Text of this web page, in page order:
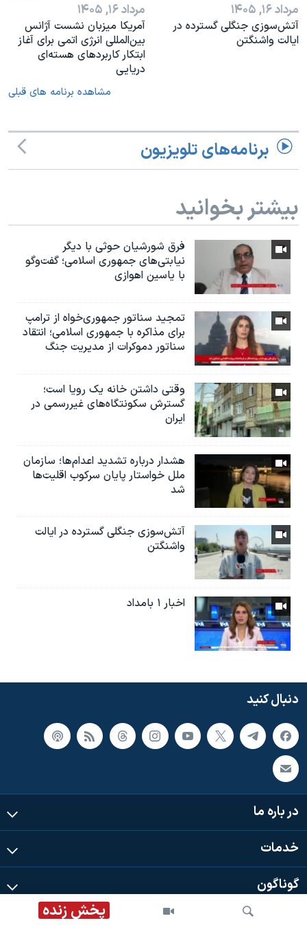
پخش زنده
مرداد ۱۶, ۱۴۰۵
آتش‌سوزی جنگلی گسترده در
ایالت واشنگتن
مرداد ۱۶, ۱۴۰۵
آمریکا میزبان نشست آژانس
بین‌المللی انرژی اتمی برای آغاز
ابتکار کاربردهای هسته‌ای
دریایی
مشاهده برنامه های قبلی
برنامه‌های تلویزیون
بیشتر بخوانید
فرق شورشیان حوثی با دیگر
نیابتی‌های جمهوری اسلامی؛ گفت‌وگو
با یاسین اهوازی
تمجید سناتور جمهوری‌خواه از ترامپ
برای مذاکره با جمهوری اسلامی؛ انتقاد
سناتور دموکرات از مدیریت جنگ
وقتی داشتن خانه یک رویا است؛
گسترش سکونتگاه‌های غیررسمی در
ایران
هشدار درباره تشدید اعدام‌ها؛ سازمان
ملل خواستار پایان سرکوب اقلیت‌ها
شد
آتش‌سوزی جنگلی گسترده در ایالت
واشنگتن
اخبار ۱ بامداد
دنبال کنید
در باره ما
خدمات
گوناگون